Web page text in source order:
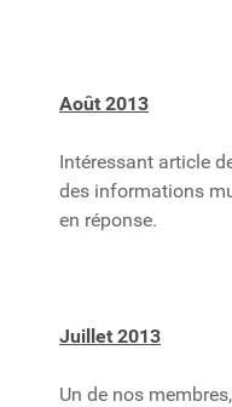
Août 2013
Intéressant article
des informations
en réponse.
Juillet 2013
Un de nos